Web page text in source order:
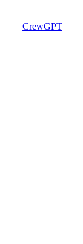
CrewGPT